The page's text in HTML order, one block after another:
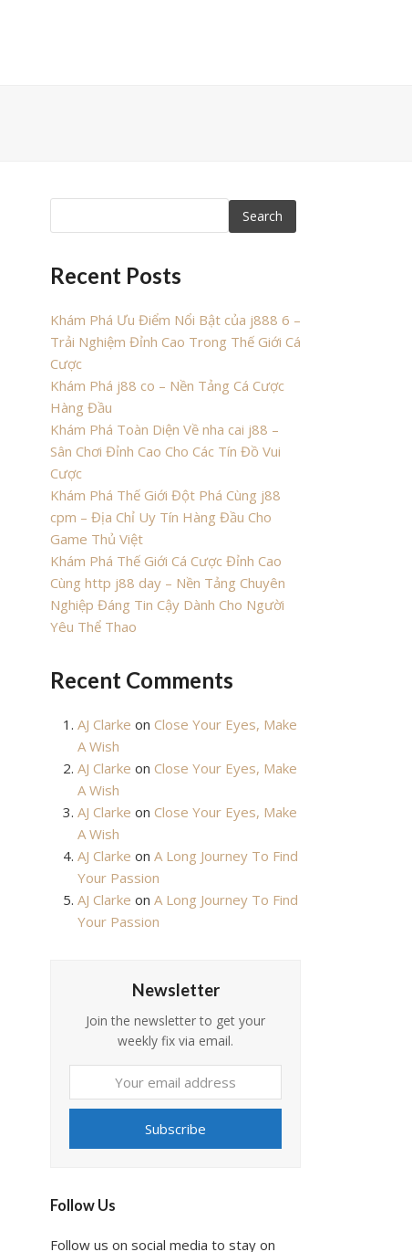
Search
Recent Posts
Khám Phá Ưu Điểm Nổi Bật của j888 6 –
Trải Nghiệm Đỉnh Cao Trong Thế Giới Cá
Cược
Khám Phá j88 co – Nền Tảng Cá Cược
Hàng Đầu
Khám Phá Toàn Diện Về nha cai j88 –
Sân Chơi Đỉnh Cao Cho Các Tín Đồ Vui
Cược
Khám Phá Thế Giới Đột Phá Cùng j88
cpm – Địa Chỉ Uy Tín Hàng Đầu Cho
Game Thủ Việt
Khám Phá Thế Giới Cá Cược Đỉnh Cao
Cùng http j88 day – Nền Tảng Chuyên
Nghiệp Đáng Tin Cậy Dành Cho Người
Yêu Thể Thao
Recent Comments
AJ Clarke on Close Your Eyes, Make
A Wish
AJ Clarke on Close Your Eyes, Make
A Wish
AJ Clarke on Close Your Eyes, Make
A Wish
AJ Clarke on A Long Journey To Find
Your Passion
AJ Clarke on A Long Journey To Find
Your Passion
Newsletter
Join the newsletter to get your
weekly fix via email.
email
Subscribe
Follow Us
Follow us on social media to stay on